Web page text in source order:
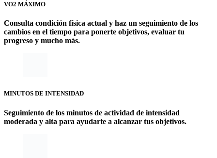
VO2 MÁXIMO
Consulta condición física actual y haz un seguimiento de los
cambios en el tiempo para ponerte objetivos, evaluar tu
progreso y mucho más.
MINUTOS DE INTENSIDAD
Seguimiento de los minutos de actividad de intensidad
moderada y alta para ayudarte a alcanzar tus objetivos.